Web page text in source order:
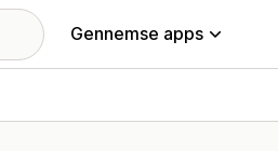
Gennemse apps